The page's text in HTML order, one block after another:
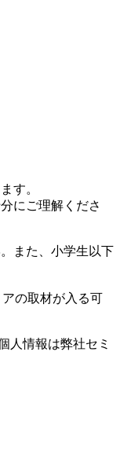
す。
にご理解くださ
また、小学生以下
の取材が入る可
人情報は弊社セミ